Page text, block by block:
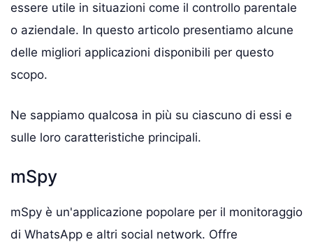
essere utile in situazioni come il controllo parentale
o aziendale. In questo articolo presentiamo alcune
delle migliori applicazioni disponibili per questo
scopo.
Ne sappiamo qualcosa in più su ciascuno di essi e
sulle loro caratteristiche principali.
mSpy
mSpy è un'applicazione popolare per il monitoraggio
di WhatsApp e altri social network. Offre